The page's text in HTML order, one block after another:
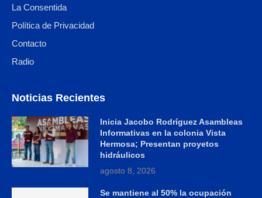
La Consentida
Política de Privacidad
Contacto
Radio
Noticias Recientes
Inicia Jacobo Rodríguez Asambleas
Informativas en la colonia Vista
Hermosa; Presentan proyetos
hidráulicos
agosto 8, 2026
Se mantiene al 50% la ocupación